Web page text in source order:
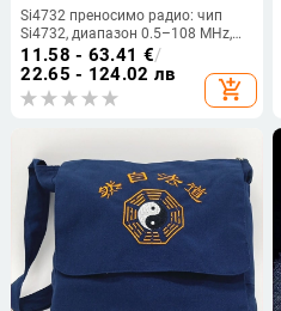
Si4732 преносимо радио: чип
Si4732, диапазон 0.5–108 MHz,
LSB/USB/AM/FM, компактно
джобно радио
11.58 - 63.41 €/
22.65 - 124.02 лв
add_shopping_cart